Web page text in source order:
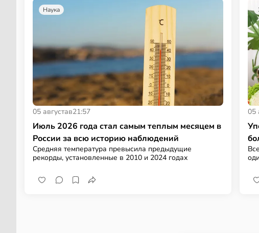
Наука
05 августав21:57
Июль 2026 года стал самым теплым месяцем в
России за всю историю наблюдений
Средняя температура превысила предыдущие
рекорды, установленные в 2010 и 2024 годах
05